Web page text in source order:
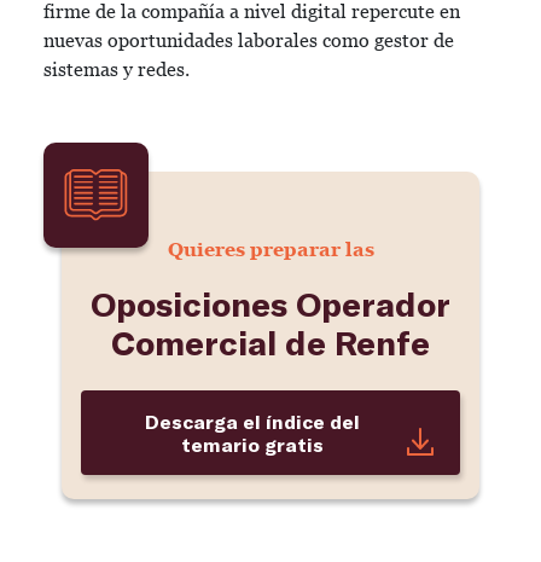
firme de la compañía a nivel digital repercute en
nuevas oportunidades laborales como gestor de
sistemas y redes.
Quieres preparar las
Oposiciones Operador
Comercial de Renfe
Descarga el índice del
temario gratis